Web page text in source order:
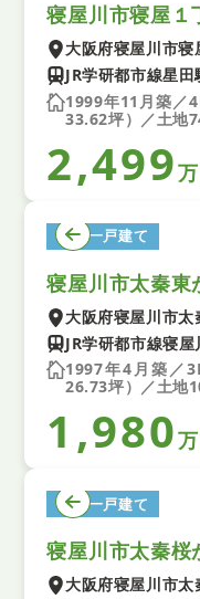
寝屋川市寝屋
大阪府寝屋川市寝
JR学研都市線星
1999年11月築／
33.62坪）／土地
2,499
中古一戸建て
寝屋川市太秦
大阪府寝屋川市太
JR学研都市線寝
1997年4月築／
26.73坪）／土地
1,980
中古一戸建て
寝屋川市太秦
大阪府寝屋川市太